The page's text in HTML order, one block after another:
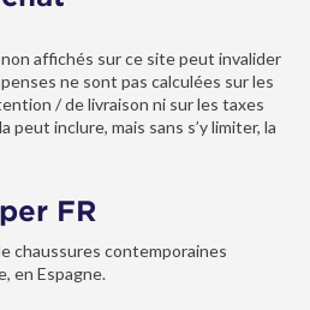
affichés sur ce site peut invalider
ne sont pas calculées sur les
/ de livraison ni sur les taxes
peut inclure, mais sans s’y limiter, la
FR
chaussures contemporaines
en Espagne.